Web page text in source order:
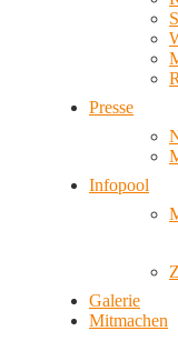
Presse
Infopool
Galerie
Mitmachen